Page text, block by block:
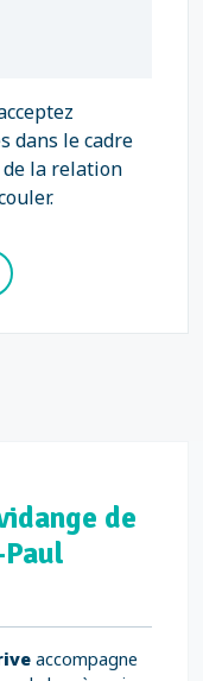
dans le cadre
de la relation
de
accompagne